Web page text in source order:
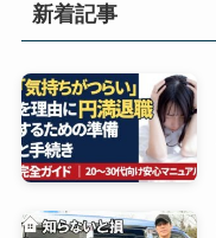
新着記事